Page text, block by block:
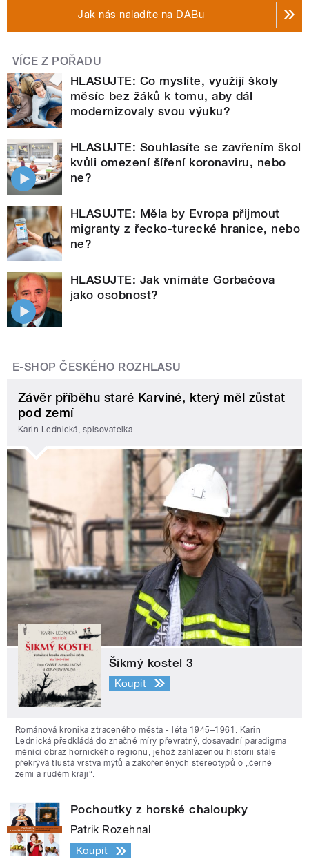
Jak nás naladíte na DABu
VÍCE Z POŘADU
HLASUJTE: Co myslíte, využijí školy
měsíc bez žáků k tomu, aby dál
modernizovaly svou výuku?
HLASUJTE: Souhlasíte se zavřením škol
kvůli omezení šíření koronaviru, nebo
ne?
HLASUJTE: Měla by Evropa přijmout
migranty z řecko-turecké hranice, nebo
ne?
HLASUJTE: Jak vnímáte Gorbačova
jako osobnost?
E-SHOP ČESKÉHO ROZHLASU
Závěr příběhu staré Karviné, který měl zůstat
pod zemí
Karin Lednická, spisovatelka
Šikmý kostel 3
Koupit
Románová kronika ztraceného města - léta 1945–1961. Karin
Lednická předkládá do značné míry převratný, dosavadní paradigma
měnící obraz hornického regionu, jehož zahlazenou historii stále
překrývá tlustá vrstva mýtů a zakořeněných stereotypů o „černé
zemi a rudém kraji“.
Pochoutky z horské chaloupky
Patrik Rozehnal
Koupit